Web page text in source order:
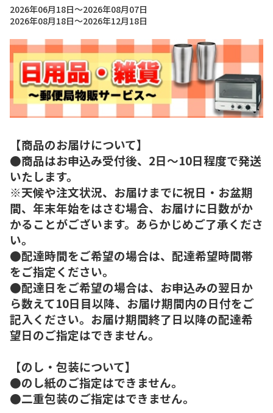
2026年06月18日～2026年08月07日
2026年08月18日～2026年12月18日
【商品のお届けについて】
●商品はお申込み受付後、2日～10日程度で発送
いたします。
※天候や注文状況、お届けまでに祝日・お盆期
間、年末年始をはさむ場合、お届けに日数がか
かることがございます。あらかじめご了承くださ
い。
●配達時間をご希望の場合は、配達希望時間帯
をご指定ください。
●配達日をご希望の場合は、お申込みの翌日か
ら数えて10日目以降、お届け期間内の日付をご
記入ください。お届け期間終了日以降の配達希
望日のご指定はできません。
【のし・包装について】
●のし紙のご指定はできません。
●二重包装のご指定はできません。